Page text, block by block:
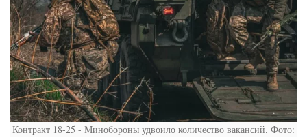
Контракт 18-25 - Минобороны удвоило количество вакансий. Фото: